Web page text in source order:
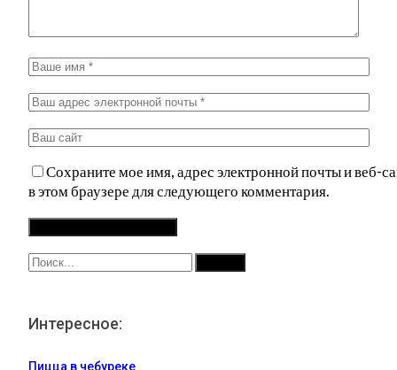
Сохраните мое имя, адрес электронной почты и веб-
в этом браузере для следующего комментария.
Интересное:
Пицца в чебуреке